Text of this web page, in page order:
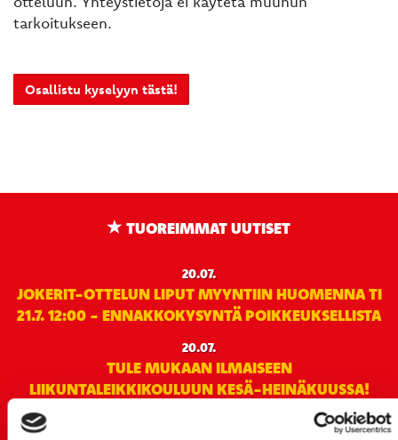
tarkoitukseen.
Osallistu kyselyyn tästä!
TUOREIMMAT UUTISET
20.07.
JOKERIT-OTTELUN LIPUT MYYNTIIN HUOMENNA TI
21.7. 12:00 - ENNAKKOKYSYNTÄ POIKKEUKSELLISTA
20.07.
TULE MUKAAN ILMAISEEN
LIIKUNTALEIKKIKOULUUN KESÄ-HEINÄKUUSSA!